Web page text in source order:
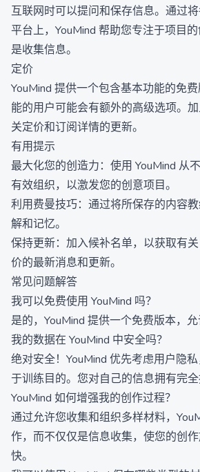
互联网时可以提问和保存信息。通过
平台上，YouMind 帮助您专注于项目
是收集信息。
定价
YouMind 提供一个包含基本功能的免
能的用户可能会有额外的高级选项。
关定价和订阅详情的更新。
有用提示
最大化您的创造力：使用 YouMind 从
有效组织，以激发您的创意项目。
利用费曼技巧：通过将所保存的内容
解和记忆。
保持更新：加入候补名单，以获取有
价的最新消息和更新。
常见问题解答
我可以免费使用 YouMind 吗？
是的，YouMind 提供一个免费版本，允
我的数据在 YouMind 中安全吗？
绝对安全！YouMind 优先考虑用户隐
于训练目的。您对自己的信息拥有完全
YouMind 如何增强我的创作过程？
通过允许您收集和组织多样材料，
作，而不仅仅是信息收集，使您的创
快。